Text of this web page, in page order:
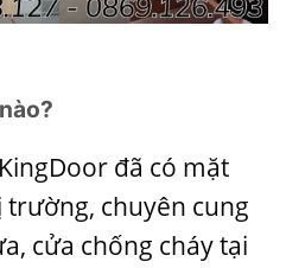
KingDoor đã có mặt
chuyên cung
cửa chống cháytại